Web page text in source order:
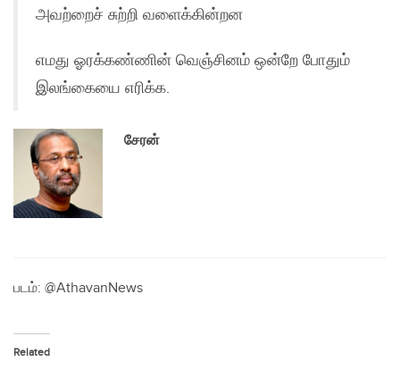
அவற்றைச் சுற்றி வளைக்கின்றன
எமது ஓரக்கண்ணின் வெஞ்சினம் ஒன்றே போதும்
இலங்கையை எரிக்க.
சேரன்
படம்: @AthavanNews
Related